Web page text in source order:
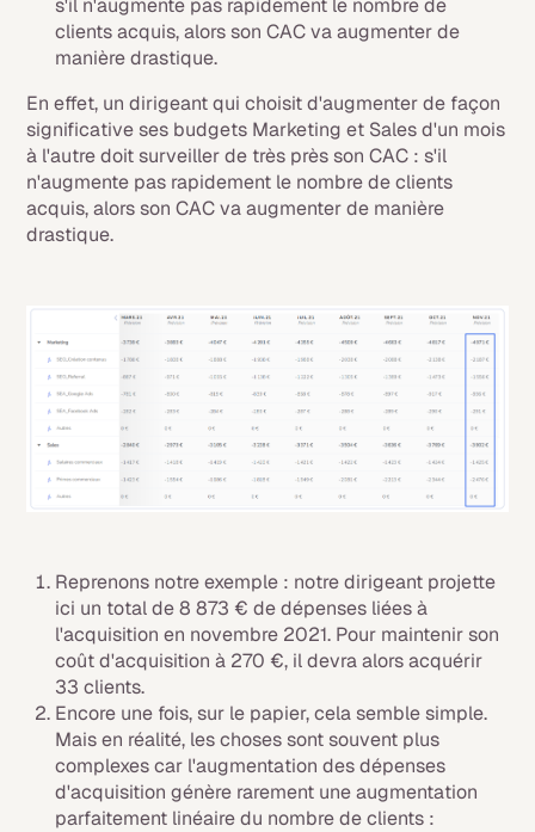
clients acquis, alors son CAC va augmenter de
manière drastique.
En effet, un dirigeant qui choisit d'augmenter de façon
significative ses budgets Marketing et Sales d'un mois
à l'autre doit surveiller de très près son CAC : s'il
n'augmente pas rapidement le nombre de clients
acquis, alors son CAC va augmenter de manière
drastique.
Reprenons notre exemple : notre dirigeant projette
ici un total de 8 873 € de dépenses liées à
l'acquisition en novembre 2021. Pour maintenir son
coût d'acquisition à 270 €, il devra alors acquérir
33 clients.
Encore une fois, sur le papier, cela semble simple.
Mais en réalité, les choses sont souvent plus
complexes car l'augmentation des dépenses
d'acquisition génère rarement une augmentation
parfaitement linéaire du nombre de clients :